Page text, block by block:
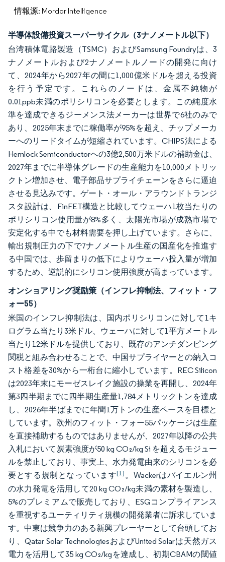
情報源: Mordor Intelligence
半導体設備投資スーパーサイクル（3ナノメートル以下）
台湾積体電路製造（TSMC）およびSamsung Foundryは、3
ナノメートルおよび2ナノメートルノードの開発に向け
て、2024年から2027年の間に1,000億米ドルを超える投資
を行う予定です。これらのノードは、金属不純物が
0.01ppb未満のポリシリコンを必要とします。この純度水
準を達成できるジーメンス法メーカーは世界で6社のみで
あり、2025年末までに稼働率が95%を超え、チップメーカ
ーへのリードタイムが短縮されています。CHIPS法による
Hemlock Semiconductorへの3億2,500万米ドルの補助金は、
2027年までに半導体グレードの生産能力を10,000メトリッ
クトン増加させ、電子部品サプライチェーンをさらに逼迫
させる見込みです。ゲート・オール・アラウンドトランジ
スタ設計は、FinFET構造と比較してウェーハ1枚当たりの
ポリシリコン使用量が8%多く、太陽光市場が成熟市場で
安定化する中でも材料需要を押し上げています。さらに、
輸出規制圧力の下で7ナノメートル生産の国産化を推進す
る中国では、歩留まりの低下によりウェーハ投入量が増加
するため、逆説的にシリコン使用強度が高まっています。
オンショアリング奨励策（インフレ抑制法、フィット・フ
ォー55）
米国のインフレ抑制法は、国内ポリシリコンに対して1キ
ログラム当たり3米ドル、ウェーハに対して1平方メートル
当たり12米ドルを提供しており、既存のアンチダンピング
関税と組み合わせることで、中国サプライヤーとの納入コ
スト格差を30%から一桁台に縮小しています。REC Silicon
は2023年末にモーゼスレイク施設の操業を再開し、2024年
第3四半期までに四半期生産量1,784メトリックトンを達成
し、2026年半ばまでに年間1万トンの生産ペースを目標と
しています。欧州のフィット・フォー55パッケージは生産
を直接補助するものではありませんが、2027年以降の公共
入札において炭素強度が50 kg CO₂/kg Si を超えるモジュー
ルを禁止しており、事実上、水力発電由来のシリコンを必
要とする規制となっています[1]。Wackerはバイエルン州
の水力発電を活用して20 kg CO₂/kg未満の素材を製造し、
5%のプレミアムで販売しており、ESGコンプライアンス
を重視するユーティリティ規模の開発業者に訴求していま
す。中東は競争力のある新興プレーヤーとして台頭してお
り、Qatar Solar TechnologiesおよびUnited Solarは天然ガス
電力を活用して35 kg CO₂/kgを達成し、初期CBAMの閾値